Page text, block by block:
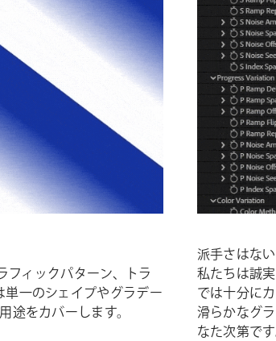
フィックパターン、トラ
一のシェイプやグラデー
をカバーします。
派手さはな
私たちは誠
では十分に
滑らかなグ
なた次第です